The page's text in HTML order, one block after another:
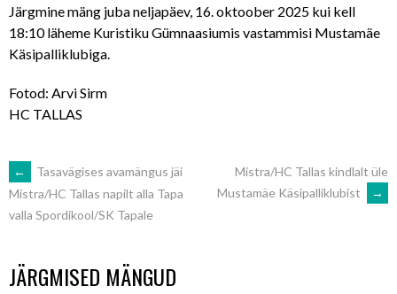
Järgmine mäng juba neljapäev, 16. oktoober 2025 kui kell
18:10 läheme Kuristiku Gümnaasiumis vastammisi Mustamäe
Käsipalliklubiga.
Fotod: Arvi Sirm
HC TALLAS
POST
NAVIGATION
←
Tasavägises avamängus jäi
Mistra/HC Tallas napilt alla Tapa
valla Spordikool/SK Tapale
Mistra/HC Tallas kindlalt üle
Mustamäe Käsipalliklubist
→
JÄRGMISED MÄNGUD